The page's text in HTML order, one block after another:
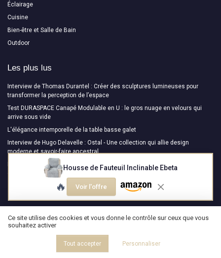
Housse de Fauteuil Inclinable Ebeta
🔥 Voir l'offre
Éclairage
Cuisine
Bien-être et Salle de Bain
Outdoor
Les plus lus
Interview de Thomas Durantel : Créer des sculptures lumineuses pour
transformer la perception de l’espace
Test DURASPACE Canapé Modulable en U : le gros nuage en velours qui
arrive sous vide
L'élégance intemporelle de la table basse galet
Interview de Hugo Delavelle : Ostal - Une collection qui allie design
moderne et savoir-faire ancestral
Interview de Nicolas Causin : NEOSIEGES ( Maître de la Carcasse de Siège
depuis 1969, entre héritage, innovation et engagement durable )
Les derniers articles
Comment bambou-design com réinvente les objets déco en bambou pour
un intérieur durable
cours redéfinit l’espace de travail
Ce site utilise des cookies et vous donne le contrôle sur ceux que vous
souhaitez activer
Tout accepter Personnaliser